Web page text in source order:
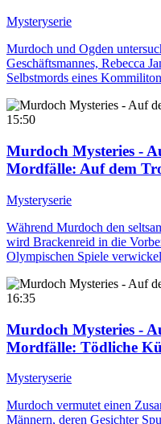
Mysteryserie
Murdoch und Ogden
Geschäftsmannes, Rebecca
Selbstmords eines
15:50
Murdoch Mysteries -
Mordfälle: Auf dem
Mysteryserie
Während Murdoch den
wird Brackenreid in die
Olympischen Spiele
16:35
Murdoch Mysteries -
Mordfälle: Tödliche
Mysteryserie
Murdoch vermutet einen
Männern, deren Gesichter